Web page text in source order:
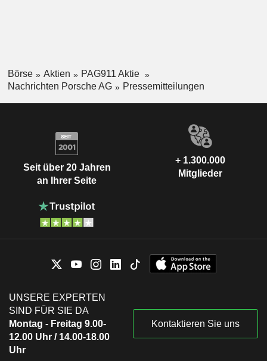
Börse Aktien
PAG911 Aktie
Nachrichten Porsche AG
Pressemitteilungen
Seit über 20 Jahren
an Ihrer Seite
+ 1.300.000
Mitglieder
UNSERE EXPERTEN
SIND FÜR SIE DA
Montag - Freitag 9.00-
12.00 Uhr / 14.00-18.00
Uhr
Kontaktieren Sie uns